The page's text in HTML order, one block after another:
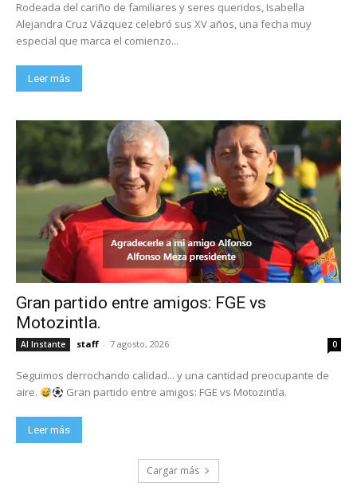
Rodeada del cariño de familiares y seres queridos, Isabella
Alejandra Cruz Vázquez celebró sus XV años, una fecha muy
especial que marca el comienzo...
Leer más
Gran partido entre amigos: FGE vs
Motozintla.
Al Instante staff - 7 agosto, 2026 0
Seguimos derrochando calidad... y una cantidad preocupante de
aire.
Gran partido entre amigos: FGE vs Motozintla.
Leer más
Cargar más